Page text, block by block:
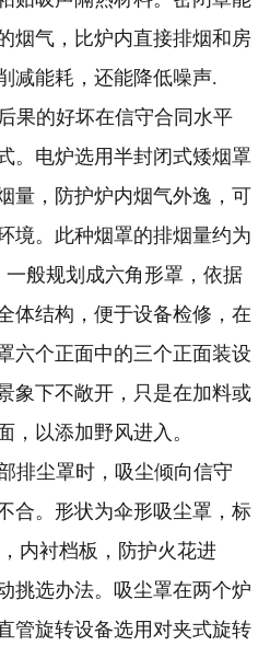
烟气，比炉内直接排烟和房
减能耗，还能降低噪声.
的好坏在信守合同水平
。电炉选用半封闭式矮烟罩
量，防护炉内烟气外逸，可
境。此种烟罩的排烟量约为
一般规划成六角形罩，依据
体结构，便于设备检修，在
六个正面中的三个正面装设
象下不敞开，只是在加料或
，以添加野风进入。
尘罩时，吸尘倾向信守
合。形状为伞形吸尘罩，标
内衬档板，防护火花进
挑选办法。吸尘罩在两个炉
管旋转设备选用对夹式旋转